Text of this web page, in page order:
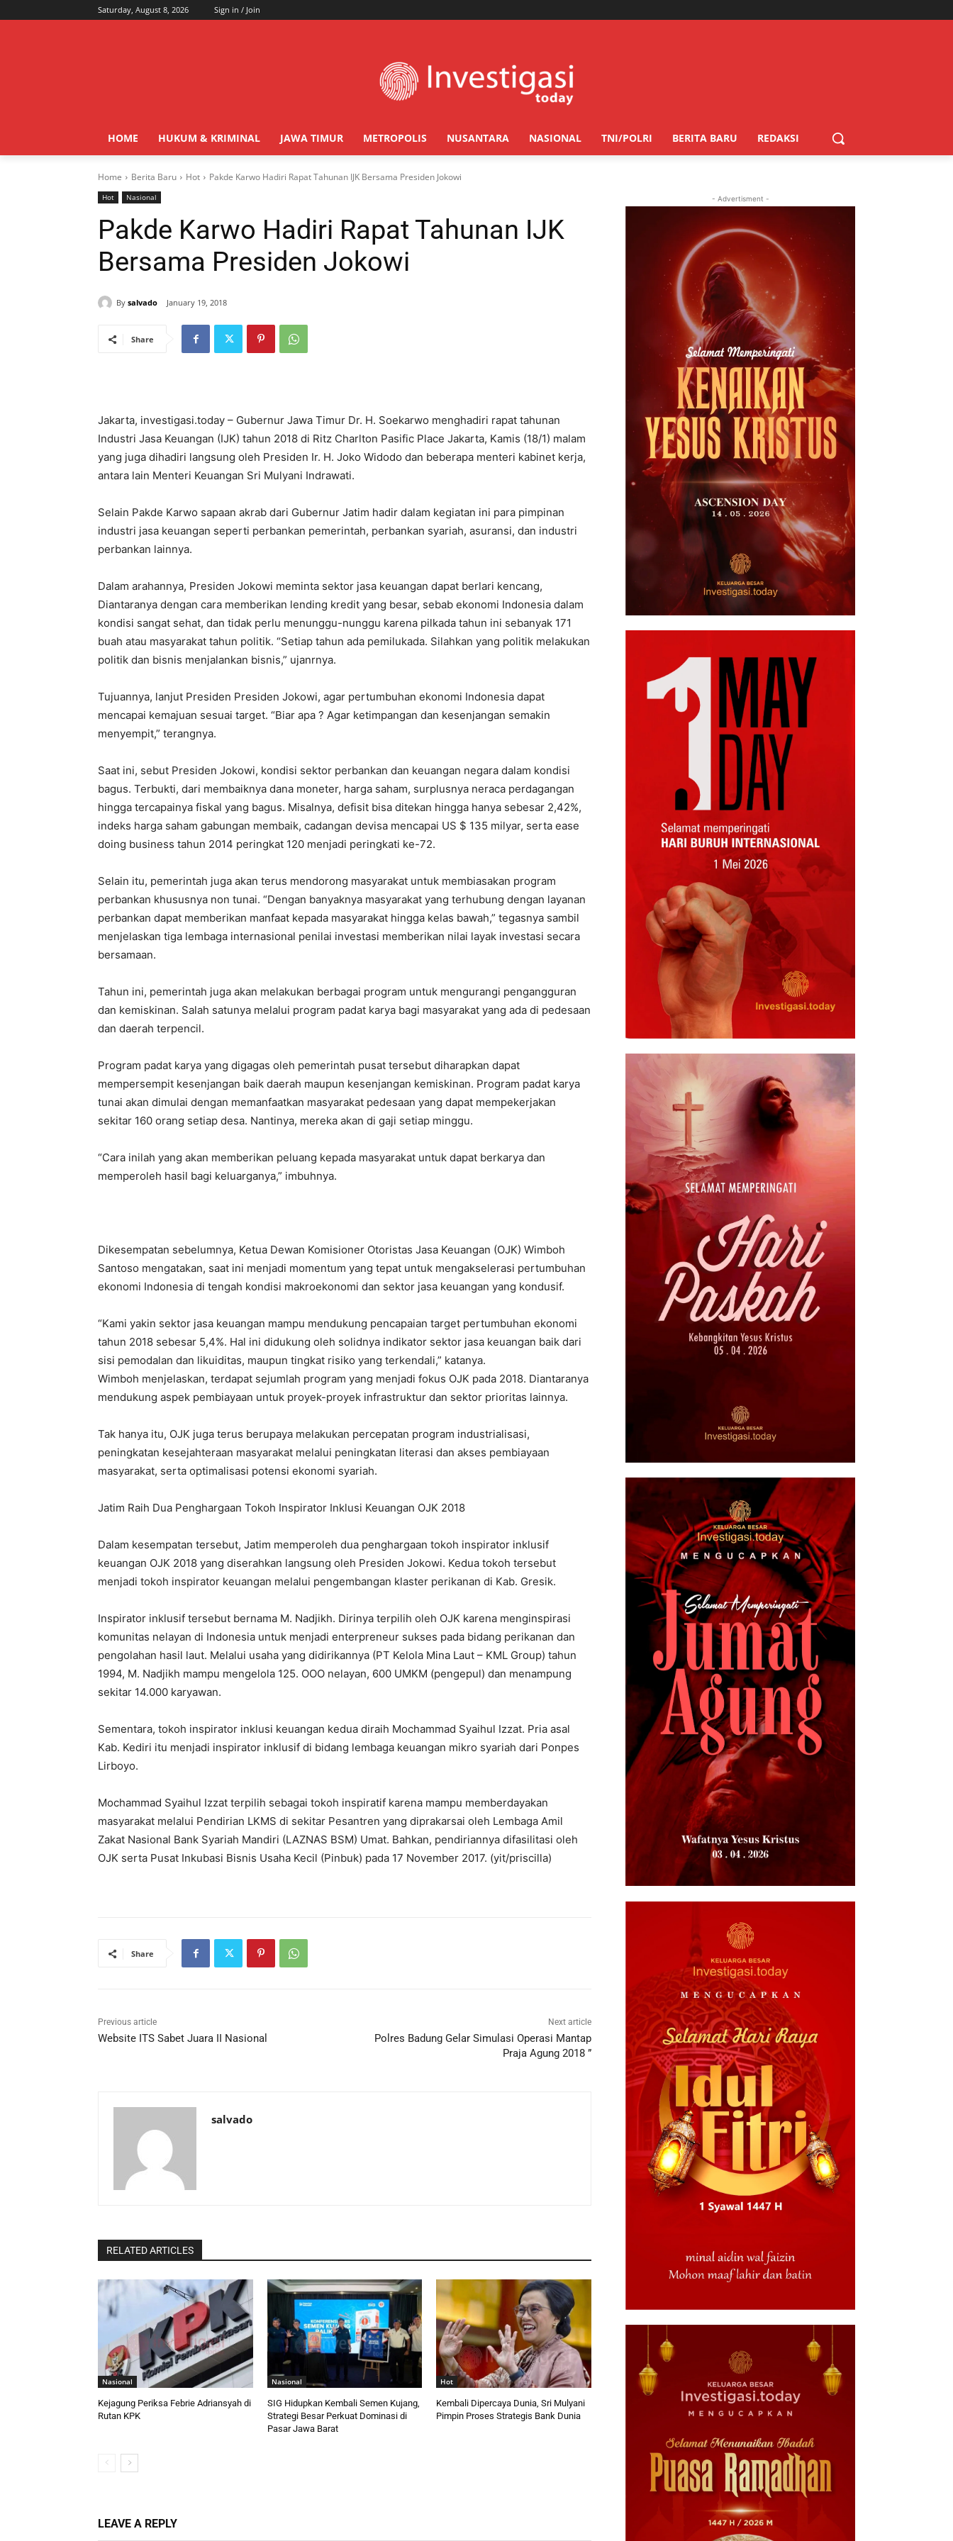
Saturday, August 8, 2026 Sign in / Join
HOME HUKUM & KRIMINAL JAWA TIMUR METROPOLIS NUSANTARA NASIONAL TNI/POLRI BERITA BARU REDAKSI
Home Berita Baru Hot Pakde Karwo Hadiri Rapat Tahunan IJK Bersama Presiden Jokowi
Hot Nasional
Pakde Karwo Hadiri Rapat Tahunan IJK
Bersama Presiden Jokowi
By salvado January 19, 2018
Share
Jakarta, investigasi.today – Gubernur Jawa Timur Dr. H. Soekarwo menghadiri rapat tahunan
Industri Jasa Keuangan (IJK) tahun 2018 di Ritz Charlton Pasific Place Jakarta, Kamis (18/1) malam
yang juga dihadiri langsung oleh Presiden Ir. H. Joko Widodo dan beberapa menteri kabinet kerja,
antara lain Menteri Keuangan Sri Mulyani Indrawati.
Selain Pakde Karwo sapaan akrab dari Gubernur Jatim hadir dalam kegiatan ini para pimpinan
industri jasa keuangan seperti perbankan pemerintah, perbankan syariah, asuransi, dan industri
perbankan lainnya.
Dalam arahannya, Presiden Jokowi meminta sektor jasa keuangan dapat berlari kencang,
Diantaranya dengan cara memberikan lending kredit yang besar, sebab ekonomi Indonesia dalam
kondisi sangat sehat, dan tidak perlu menunggu-nunggu karena pilkada tahun ini sebanyak 171
buah atau masyarakat tahun politik. “Setiap tahun ada pemilukada. Silahkan yang politik melakukan
politik dan bisnis menjalankan bisnis,” ujanrnya.
Tujuannya, lanjut Presiden Presiden Jokowi, agar pertumbuhan ekonomi Indonesia dapat
mencapai kemajuan sesuai target. “Biar apa ? Agar ketimpangan dan kesenjangan semakin
menyempit,” terangnya.
Saat ini, sebut Presiden Jokowi, kondisi sektor perbankan dan keuangan negara dalam kondisi
bagus. Terbukti, dari membaiknya dana moneter, harga saham, surplusnya neraca perdagangan
hingga tercapainya fiskal yang bagus. Misalnya, defisit bisa ditekan hingga hanya sebesar 2,42%,
indeks harga saham gabungan membaik, cadangan devisa mencapai US $ 135 milyar, serta ease
doing business tahun 2014 peringkat 120 menjadi peringkati ke-72.
Selain itu, pemerintah juga akan terus mendorong masyarakat untuk membiasakan program
perbankan khususnya non tunai. “Dengan banyaknya masyarakat yang terhubung dengan layanan
perbankan dapat memberikan manfaat kepada masyarakat hingga kelas bawah,” tegasnya sambil
menjelaskan tiga lembaga internasional penilai investasi memberikan nilai layak investasi secara
bersamaan.
Tahun ini, pemerintah juga akan melakukan berbagai program untuk mengurangi pengangguran
dan kemiskinan. Salah satunya melalui program padat karya bagi masyarakat yang ada di pedesaan
dan daerah terpencil.
Program padat karya yang digagas oleh pemerintah pusat tersebut diharapkan dapat
mempersempit kesenjangan baik daerah maupun kesenjangan kemiskinan. Program padat karya
tunai akan dimulai dengan memanfaatkan masyarakat pedesaan yang dapat mempekerjakan
sekitar 160 orang setiap desa. Nantinya, mereka akan di gaji setiap minggu.
“Cara inilah yang akan memberikan peluang kepada masyarakat untuk dapat berkarya dan
memperoleh hasil bagi keluarganya,” imbuhnya.
Dikesempatan sebelumnya, Ketua Dewan Komisioner Otoristas Jasa Keuangan (OJK) Wimboh
Santoso mengatakan, saat ini menjadi momentum yang tepat untuk mengakselerasi pertumbuhan
ekonomi Indonesia di tengah kondisi makroekonomi dan sektor jasa keuangan yang kondusif.
“Kami yakin sektor jasa keuangan mampu mendukung pencapaian target pertumbuhan ekonomi
tahun 2018 sebesar 5,4%. Hal ini didukung oleh solidnya indikator sektor jasa keuangan baik dari
sisi pemodalan dan likuiditas, maupun tingkat risiko yang terkendali,” katanya.
Wimboh menjelaskan, terdapat sejumlah program yang menjadi fokus OJK pada 2018. Diantaranya
mendukung aspek pembiayaan untuk proyek-proyek infrastruktur dan sektor prioritas lainnya.
Tak hanya itu, OJK juga terus berupaya melakukan percepatan program industrialisasi,
peningkatan kesejahteraan masyarakat melalui peningkatan literasi dan akses pembiayaan
masyarakat, serta optimalisasi potensi ekonomi syariah.
Jatim Raih Dua Penghargaan Tokoh Inspirator Inklusi Keuangan OJK 2018
Dalam kesempatan tersebut, Jatim memperoleh dua penghargaan tokoh inspirator inklusif
keuangan OJK 2018 yang diserahkan langsung oleh Presiden Jokowi. Kedua tokoh tersebut
menjadi tokoh inspirator keuangan melalui pengembangan klaster perikanan di Kab. Gresik.
Inspirator inklusif tersebut bernama M. Nadjikh. Dirinya terpilih oleh OJK karena menginspirasi
komunitas nelayan di Indonesia untuk menjadi enterpreneur sukses pada bidang perikanan dan
pengolahan hasil laut. Melalui usaha yang didirikannya (PT Kelola Mina Laut – KML Group) tahun
1994, M. Nadjikh mampu mengelola 125. OOO nelayan, 600 UMKM (pengepul) dan menampung
sekitar 14.000 karyawan.
Sementara, tokoh inspirator inklusi keuangan kedua diraih Mochammad Syaihul Izzat. Pria asal
Kab. Kediri itu menjadi inspirator inklusif di bidang lembaga keuangan mikro syariah dari Ponpes
Lirboyo.
Mochammad Syaihul Izzat terpilih sebagai tokoh inspiratif karena mampu memberdayakan
masyarakat melalui Pendirian LKMS di sekitar Pesantren yang diprakarsai oleh Lembaga Amil
Zakat Nasional Bank Syariah Mandiri (LAZNAS BSM) Umat. Bahkan, pendiriannya difasilitasi oleh
OJK serta Pusat Inkubasi Bisnis Usaha Kecil (Pinbuk) pada 17 November 2017. (yit/priscilla)
Share
Previous article
Website ITS Sabet Juara II Nasional
Next article
Polres Badung Gelar Simulasi Operasi Mantap
Praja Agung 2018 ”
salvado
RELATED ARTICLES
Nasional
Kejagung Periksa Febrie Adriansyah di
Rutan KPK
Nasional
SIG Hidupkan Kembali Semen Kujang,
Strategi Besar Perkuat Dominasi di
Pasar Jawa Barat
Hot
Kembali Dipercaya Dunia, Sri Mulyani
Pimpin Proses Strategis Bank Dunia
LEAVE A REPLY
- Advertisment -